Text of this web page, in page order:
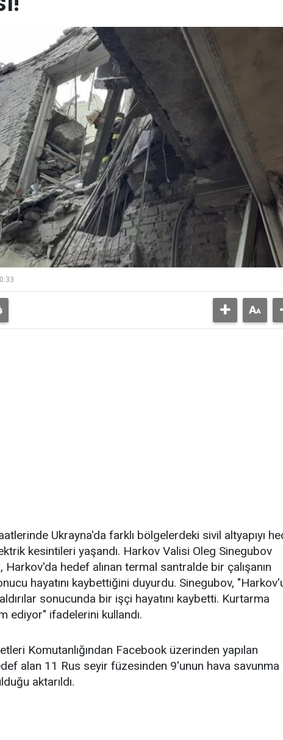
Ukrayna'da farklı bölgelerdeki sivil altyapıyı
kesintileri yaşandı. Harkov Valisi Oleg Sinegubov
Harkov'da hedef alınan termal santralde bir çalışanın
hayatını kaybettiğini duyurdu. Sinegubov,
sonucunda bir işçi hayatını kaybetti. Kurtarma
ediyor" ifadelerini kullandı.
Komutanlığından Facebook üzerinden yapılan
alan 11 Rus seyir füzesinden 9'unun hava savunma
aktarıldı.